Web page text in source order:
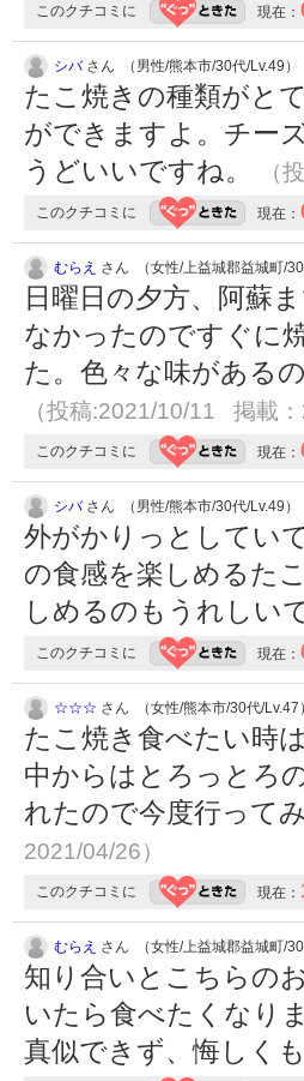
このクチコミに 現在：
シバさん （男性/熊本市/30代/Lv.49）
たこ焼きの種類がと
ができますよ。チー
うどいいですね。
（
このクチコミに 現在：
むらえ さん （女性/上益城郡益城町/30
日曜日の夕方、阿蘇
なかったのですぐに
た。色々な味がある
（投稿:2021/10/11 掲載：
このクチコミに 現在：
シバさん （男性/熊本市/30代/Lv.49）
外がかりっとしてい
の食感を楽しめるた
しめるのもうれしい
このクチコミに 現在：
☆☆☆ さん （女性/熊本市/30代/Lv.47）
たこ焼き食べたい時
中からはとろっとろ
れたので今度行って
2021/04/26）
このクチコミに 現在：
むらえ さん （女性/上益城郡益城町/30
知り合いとこちらの
いたら食べたくなり
真似できず、悔しく